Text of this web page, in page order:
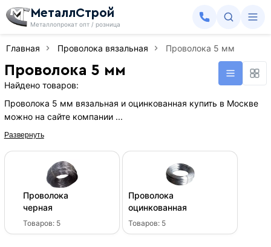
МеталлСтрой
Металлопрокат опт / розница
Главная Проволока вязальная Проволока 5 мм
Проволока 5 мм
Найдено товаров:
Проволока 5 мм вязальная и оцинкованная купить в Москве
можно на сайте компании ...
Развернуть
Проволока
черная
Товаров: 5
Проволока
оцинкованная
Товаров: 5